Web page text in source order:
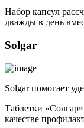
Набор капсул
дважды в день
Solgar
Solgar помогает
Таблетки
качестве